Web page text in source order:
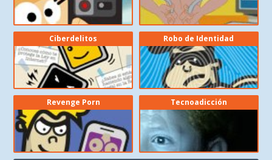
Ciberdelitos Robo de Identidad
Revenge Porn Tecnoadicción